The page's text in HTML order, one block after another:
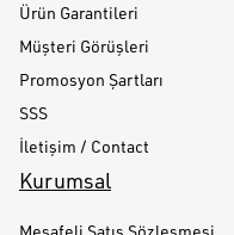
Ürün Garantileri
Müşteri Görüşleri
Promosyon Şartları
SSS
İletişim / Contact
Kurumsal
Mesafeli Satış Sözleşmesi